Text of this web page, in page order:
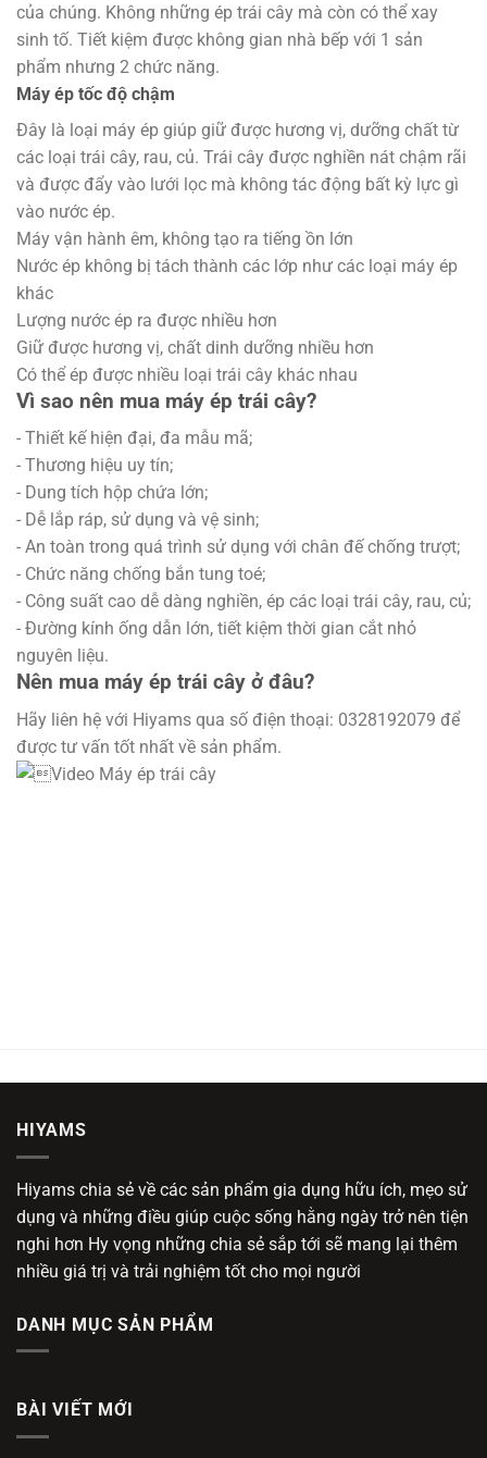
của chúng. Không những ép trái cây mà còn có thể xay
sinh tố. Tiết kiệm được không gian nhà bếp với 1 sản
phẩm nhưng 2 chức năng.
Máy ép tốc độ chậm
Đây là loại máy ép giúp giữ được hương vị, dưỡng chất từ
các loại trái cây, rau, củ. Trái cây được nghiền nát chậm rãi
và được đẩy vào lưới lọc mà không tác động bất kỳ lực gì
vào nước ép.
Máy vận hành êm, không tạo ra tiếng ồn lớn
Nước ép không bị tách thành các lớp như các loại máy ép
khác
Lượng nước ép ra được nhiều hơn
Giữ được hương vị, chất dinh dưỡng nhiều hơn
Có thể ép được nhiều loại trái cây khác nhau
Vì sao nên mua máy ép trái cây?
- Thiết kế hiện đại, đa mẫu mã;
- Thương hiệu uy tín;
- Dung tích hộp chứa lớn;
- Dễ lắp ráp, sử dụng và vệ sinh;
- An toàn trong quá trình sử dụng với chân đế chống trượt;
- Chức năng chống bắn tung toé;
- Công suất cao dễ dàng nghiền, ép các loại trái cây, rau, củ;
- Đường kính ống dẫn lớn, tiết kiệm thời gian cắt nhỏ
nguyên liệu.
Nên mua máy ép trái cây ở đâu?
Hãy liên hệ với Hiyams qua số điện thoại: 0328192079 để
được tư vấn tốt nhất về sản phẩm.
HIYAMS
Hiyams chia sẻ về các sản phẩm gia dụng hữu ích, mẹo sử
dụng và những điều giúp cuộc sống hằng ngày trở nên tiện
nghi hơn Hy vọng những chia sẻ sắp tới sẽ mang lại thêm
nhiều giá trị và trải nghiệm tốt cho mọi người
DANH MỤC SẢN PHẨM
BÀI VIẾT MỚI